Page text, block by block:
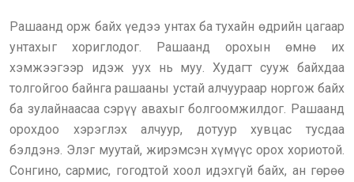
Рашаанд орж байх үедээ унтах ба тухайн өдрийн цагаар
унтахыг хориглодог. Рашаанд орохын өмнө их
хэмжээгээр идэж уух нь муу. Худагт сууж байхдаа
толгойгоо байнга рашааны устай алчуураар норгож байх
ба зулайнаасаа сэрүү авахыг болгоомжилдог. Рашаанд
орохдоо хэрэглэх алчуур, дотуур хувцас тусдаа
бэлдэнэ. Элэг муутай, жирэмсэн хүмүүс орох хориотой.
Сонгино, сармис, гогодтой хоол идэхгүй байх, ан гөрөө